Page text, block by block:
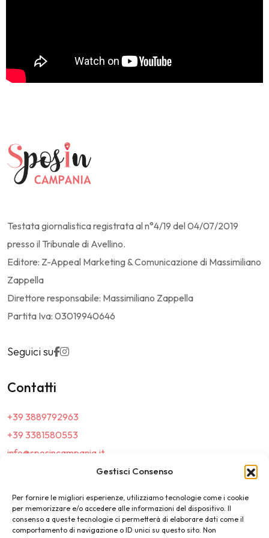
Gestisci Consenso
Per fornire le migliori esperienze, utilizziamo tecnologie come i cookie
per memorizzare e/o accedere alle informazioni del dispositivo. Il
consenso a queste tecnologie ci permetterà di elaborare dati come il
comportamento di navigazione o ID unici su questo sito. Non
Testata giornalistica registrata al n°4/19 del 04/07/2019
presso il Tribunale di Avellino.
Editore: Z-Appeal Marketing & Comunicazione di Massimiliano
Zappella
Direttore responsabile: Massimiliano Zappella
Partita Iva: 03019940646
Seguici su
Contatti
+39 3889792963
+39 3381580553
info@sposincampania.it
sposincampania@pec.it
Link
Top100